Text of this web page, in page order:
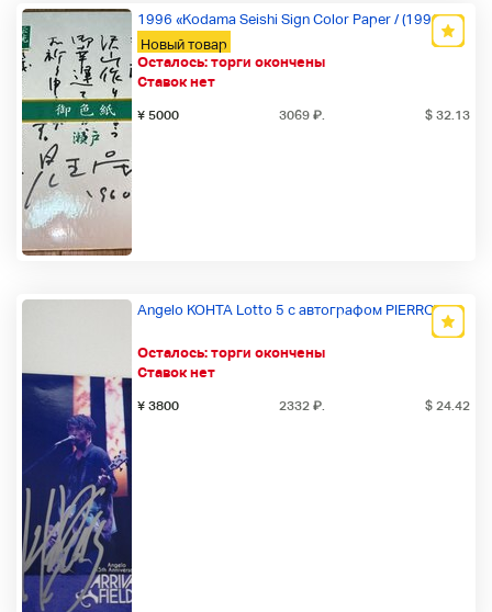
Осталось: торги окончены
Ставок нет
1996 «Kodama Seishi Sign Color Paper / (1996)»
Новый товар
¥ 5000 3069 ₽. $ 32.13
Осталось: торги окончены
Ставок нет
Angelo KOHTA Lotto 5 с автографом PIERROT
¥ 3800 2332 ₽. $ 24.42